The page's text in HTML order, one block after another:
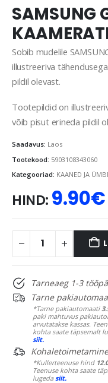
SAMSUNG
Sobib mudelile
illustreeriva
pildil olevast.
Tootepildid on
võib pisut erineda pildil
Saadavus: Laos
Tootekood: 5903108343060
Kategooriad: KAANED JA
HIND: 9.90€
Tarneaeg 1-3
Tarne
*Tarne pakiautomaati
paki mahtuvus
arvutatakse kassas.
kohta saate täpsemalt
siit.
*Kullerteenuse hind
Teenuse kohta saate
lugedasiit.